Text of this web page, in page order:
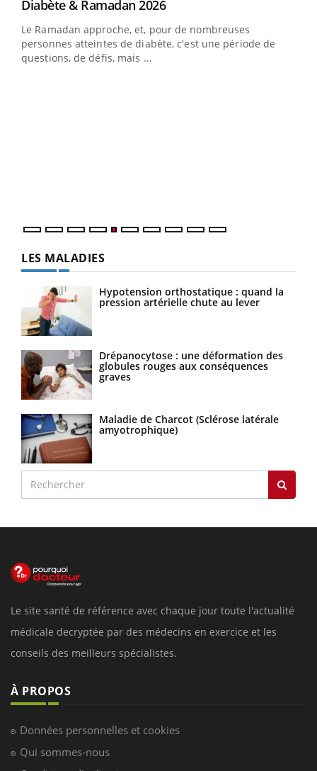
Youtube
Diabète & Ramadan 2026Youtube
Le Ramadan approche, et, pour de nombreuses
personnes atteintes de diabète, c'est une période de
questions, de défis, mais ...
LES MALADIES
Hypotension orthostatique : quand la
pression artérielle chute au lever
Drépanocytose : une déformation des
globules rouges aux conséquences
graves
Maladie de Charcot (Sclérose latérale
amyotrophique)
Le site santé de référence avec chaque jour toute l'actualité
médicale decryptée par des médecins en exercice et les
conseils des meilleurs spécialistes.
À PROPOS
Données personnelles et cookies
Qui sommes-nous